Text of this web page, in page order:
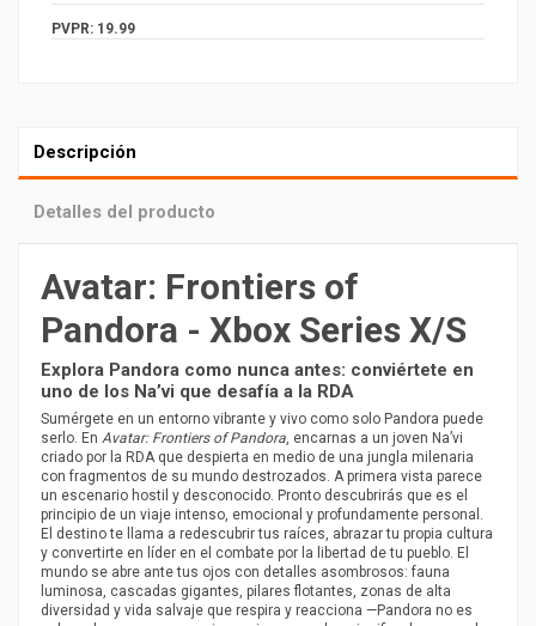
PVPR: 19.99
Descripción
Detalles del producto
Avatar: Frontiers of
Pandora - Xbox Series X/S
Explora Pandora como nunca antes: conviértete en
uno de los Na’vi que desafía a la RDA
Sumérgete en un entorno vibrante y vivo como solo Pandora puede
serlo. En Avatar: Frontiers of Pandora, encarnas a un joven Na’vi
criado por la RDA que despierta en medio de una jungla milenaria
con fragmentos de su mundo destrozados. A primera vista parece
un escenario hostil y desconocido. Pronto descubrirás que es el
principio de un viaje intenso, emocional y profundamente personal.
El destino te llama a redescubrir tus raíces, abrazar tu propia cultura
y convertirte en líder en el combate por la libertad de tu pueblo. El
mundo se abre ante tus ojos con detalles asombrosos: fauna
luminosa, cascadas gigantes, pilares flotantes, zonas de alta
diversidad y vida salvaje que respira y reacciona —Pandora no es